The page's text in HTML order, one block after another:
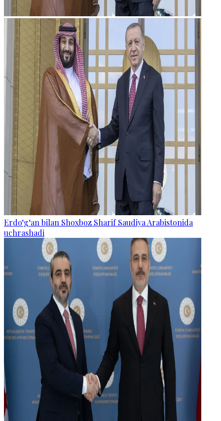
Erdo‘g‘an bilan Shoxboz Sharif Saudiya Arabistonida
uchrashadi